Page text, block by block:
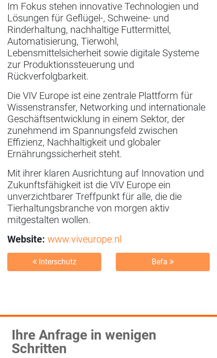
Im Fokus stehen innovative Technologien und
Lösungen für Geflügel-, Schweine- und
Rinderhaltung, nachhaltige Futtermittel,
Automatisierung, Tierwohl,
Lebensmittelsicherheit sowie digitale Systeme
zur Produktionssteuerung und
Rückverfolgbarkeit.
Die VIV Europe ist eine zentrale Plattform für
Wissenstransfer, Networking und internationale
Geschäftsentwicklung in einem Sektor, der
zunehmend im Spannungsfeld zwischen
Effizienz, Nachhaltigkeit und globaler
Ernährungssicherheit steht.
Mit ihrer klaren Ausrichtung auf Innovation und
Zukunftsfähigkeit ist die VIV Europe ein
unverzichtbarer Treffpunkt für alle, die die
Tierhaltungsbranche von morgen aktiv
mitgestalten wollen.
Website: www.viveurope.nl
Interschutz Befa
Ihre Anfrage in wenigen
Schritten